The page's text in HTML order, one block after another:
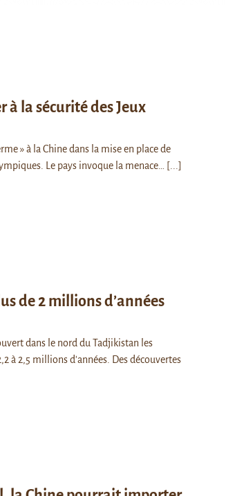
à la sécurité des Jeux
» à la Chine dans la mise en place de
Le pays invoque la menace…
[...]
de 2 millions d’années
dans le nord du Tadjikistan les
à 2,5 millions d'années. Des découvertes